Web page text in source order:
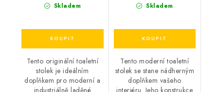
Skladem
Tento originální toaletní
stolek je ideálním
doplňkem pro moderní a
industriálně laděné
Skladem
Tento moderní toaletní
stolek se stane nádherným
doplňkem vašeho
interiéru. Jeho konstrukce